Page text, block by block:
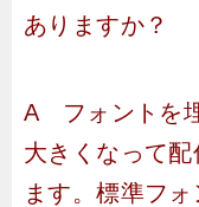
ありますか？
A フォントを
大きくなって
ます。標準フ